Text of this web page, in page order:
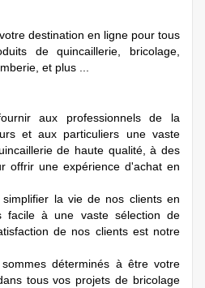
votre destination en ligne pour tous
de quincaillerie, bricolage,
et plus ...
aux professionnels de la
et aux particuliers une vaste
de haute qualité, à des
offrir une expérience d'achat en
la vie de nos clients en
facile à une vaste sélection de
de nos clients est notre
déterminés à être votre
tous vos projets de bricolage